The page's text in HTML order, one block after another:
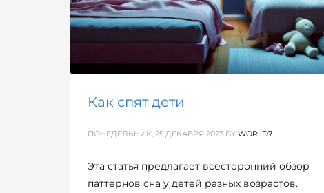
Как спят дети
ПОНЕДЕЛЬНИК, 25 ДЕКАБРЯ 2023 BY WORLD7
Эта статья предлагает всесторонний обзор
паттернов сна у детей разных возрастов.